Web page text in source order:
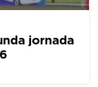
jornada